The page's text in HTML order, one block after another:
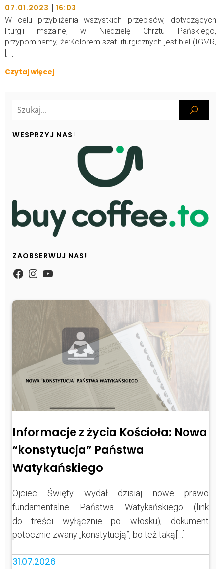
07.01.2023 | 16:03
W celu przybliżenia wszystkich przepisów, dotyczących
liturgii mszalnej w Niedzielę Chrztu Pańskiego,
przypominamy, że:Kolorem szat liturgicznych jest biel (IGMR,
[…]
Czytaj więcej
WESPRZYJ NAS!
ZAOBSERWUJ NAS!
https://www.facebook.com/
Instagram
YouTube
Informacje z życia Kościoła: Nowa
“konstytucja” Państwa
Watykańskiego
Ojciec Święty wydał dzisiaj nowe prawo
fundamentalne Państwa Watykańskiego (link
do treści wyłącznie po włosku), dokument
potocznie zwany „konstytucją”, bo też taką[…]
31.07.2026